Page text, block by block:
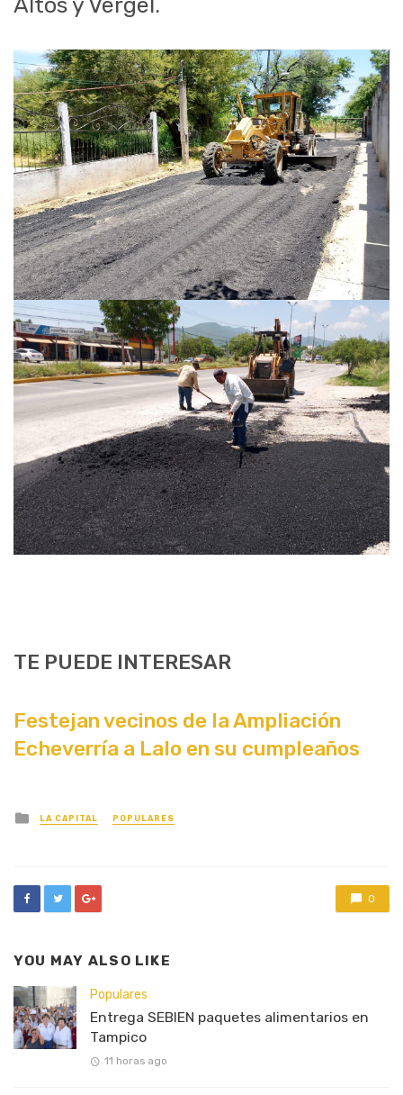
Altos y Vergel.
TE PUEDE INTERESAR
Festejan vecinos de la Ampliación
Echeverría a Lalo en su cumpleaños
Posted
in
LA CAPITAL POPULARES
0
YOU MAY ALSO LIKE
Populares
Entrega SEBIEN paquetes alimentarios en
Tampico
11 horas ago